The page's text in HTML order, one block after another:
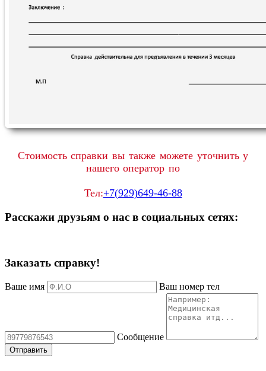
Стоимость справки вы также можете уточнить у
нашего оператор по
Тел:+7(929)649-46-88
Расскажи друзьям о нас в социальных сетях:
Заказать справку!
Ваше имя Ваш номер тел
Сообщение